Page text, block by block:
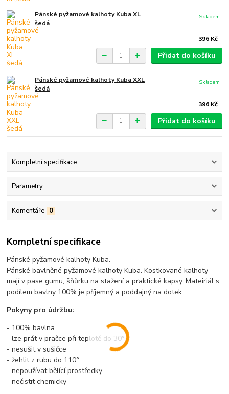
Pánské pyžamové kalhoty Kuba XL
šedá
396 Kč
Skladem
Přidat do košíku
Pánské pyžamové kalhoty Kuba XXL
šedá
396 Kč
Skladem
Přidat do košíku
Kompletní specifikace
Parametry
Komentáře 0
Kompletní specifikace
Pánské pyžamové kalhoty Kuba.
Pánské bavlněné pyžamové kalhoty Kuba. Kostkované kalhoty
mají v pase gumu, šňůrku na stažení a praktické kapsy. Mateiriál s
podílem bavlny 100% je příjemný a poddajný na dotek.
Pokyny pro údržbu:
- 100% bavlna
- lze prát v pračce při teplotě do 30°
- nesušit v sušičce
- žehlit z rubu do 110°
- nepoužívat bělící prostředky
- nečistit chemicky